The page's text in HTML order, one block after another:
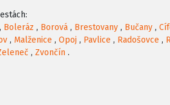
, Boleráz , Borová , Brestovany , Bučany ,
, Malženice , Opoj , Pavlice , Radošovce ,
, Zvončín .